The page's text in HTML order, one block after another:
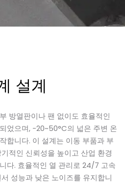
설계
방열판이나 팬 없이도 효율적인
었으며, -20~50°C의 넓은 주변 온
합니다. 이 설계는 이동 부품과 부
적인 신뢰성을 높이고 산업 환경
다. 효율적인 열 관리로 24/7 고속
성능과 낮은 노이즈를 유지합니